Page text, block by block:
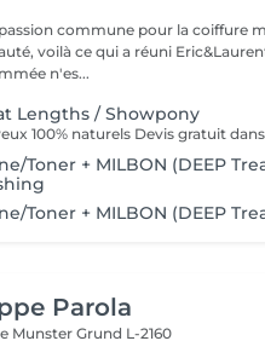
commune pour la coiffure
voilà ce qui a réuni
n'es...
Lengths / Showpony
100% naturels Devis gratuit
Toner + MILBON (DEEP
Toner + MILBON (DEEP
Parola
MunsterGrund L-2160